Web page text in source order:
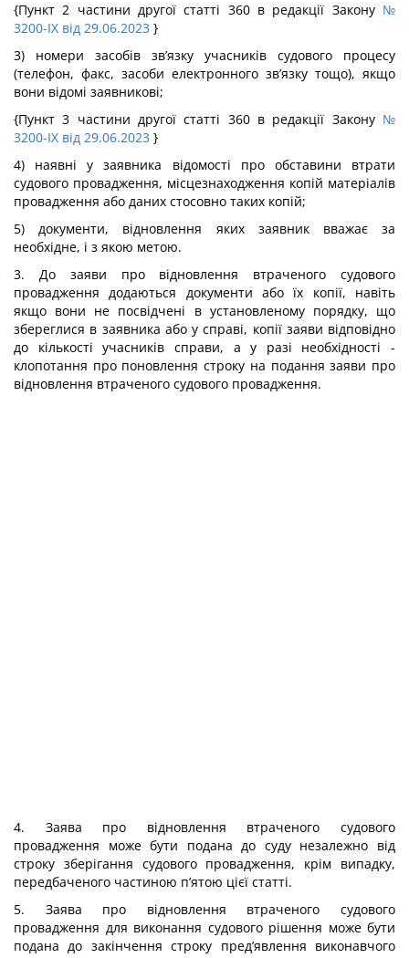
{Пункт 2 частини другої статті 360 в редакції Закону №
3200-IX від 29.06.2023 }
3) номери засобів зв’язку учасників судового процесу
(телефон, факс, засоби електронного зв’язку тощо), якщо
вони відомі заявникові;
{Пункт 3 частини другої статті 360 в редакції Закону №
3200-IX від 29.06.2023 }
4) наявні у заявника відомості про обставини втрати
судового провадження, місцезнаходження копій матеріалів
провадження або даних стосовно таких копій;
5) документи, відновлення яких заявник вважає за
необхідне, і з якою метою.
3. До заяви про відновлення втраченого судового
провадження додаються документи або їх копії, навіть
якщо вони не посвідчені в установленому порядку, що
збереглися в заявника або у справі, копії заяви відповідно
до кількості учасників справи, а у разі необхідності -
клопотання про поновлення строку на подання заяви про
відновлення втраченого судового провадження.
4. Заява про відновлення втраченого судового
провадження може бути подана до суду незалежно від
строку зберігання судового провадження, крім випадку,
передбаченого частиною п’ятою цієї статті.
5. Заява про відновлення втраченого судового
провадження для виконання судового рішення може бути
подана до закінчення строку пред’явлення виконавчого